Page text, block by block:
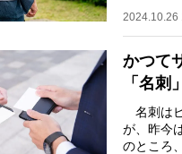
集者の中
2024.10.26
かつて
「名
名刺は
が、昨今
のところ